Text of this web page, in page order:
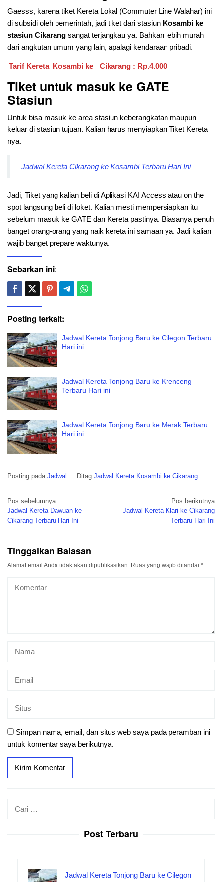
Gaesss, karena tiket Kereta Lokal (Commuter Line Walahar) ini
di subsidi oleh pemerintah, jadi tiket dari stasiun Kosambi ke
stasiun Cikarang sangat terjangkau ya. Bahkan lebih murah
dari angkutan umum yang lain, apalagi kendaraan pribadi.
Tarif Kereta Kosambi ke Cikarang : Rp.4.000
Tiket untuk masuk ke GATE
Stasiun
Untuk bisa masuk ke area stasiun keberangkatan maupun
keluar di stasiun tujuan. Kalian harus menyiapkan Tiket Kereta
nya.
Jadwal Kereta Cikarang ke Kosambi Terbaru Hari Ini
Jadi, Tiket yang kalian beli di Aplikasi KAI Access atau on the
spot langsung beli di loket. Kalian mesti mempersiapkan itu
sebelum masuk ke GATE dan Kereta pastinya. Biasanya penuh
banget orang-orang yang naik kereta ini samaan ya. Jadi kalian
wajib banget prepare waktunya.
Sebarkan ini:
Posting terkait:
Jadwal Kereta Tonjong Baru ke Cilegon Terbaru
Hari ini
Jadwal Kereta Tonjong Baru ke Krenceng
Terbaru Hari ini
Jadwal Kereta Tonjong Baru ke Merak Terbaru
Hari ini
Posting pada Jadwal Ditag Jadwal Kereta Kosambi ke Cikarang
Navigasi
pos
Pos sebelumnya
Jadwal Kereta Dawuan ke
Cikarang Terbaru Hari Ini
Pos berikutnya
Jadwal Kereta Klari ke Cikarang
Terbaru Hari Ini
Tinggalkan Balasan
Alamat email Anda tidak akan dipublikasikan. Ruas yang wajib ditandai *
Simpan nama, email, dan situs web saya pada peramban ini
untuk komentar saya berikutnya.
Post Terbaru
Jadwal Kereta Tonjong Baru ke Cilegon